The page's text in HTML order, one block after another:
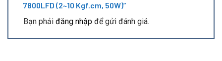
7800LFD (2~10 Kgf.cm, 50W)”
Bạn phải đăng nhập để gửi đánh giá.